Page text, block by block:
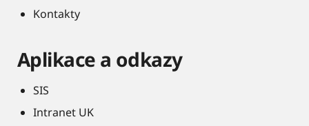
Kontakty
Aplikace a odkazy
SIS
Intranet UK